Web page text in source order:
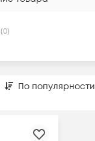
По популярности